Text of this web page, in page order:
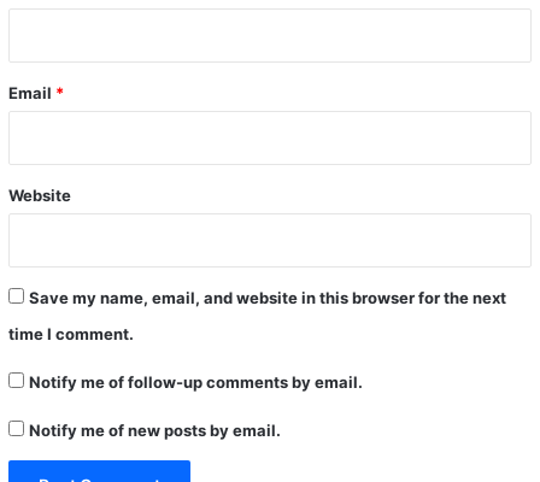
Email *
Website
Save my name, email, and website in this browser for the next
time I comment.
Notify me of follow-up comments by email.
Notify me of new posts by email.